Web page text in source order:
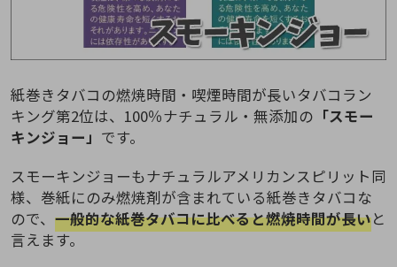
紙巻きタバコの燃焼時間・喫煙時間が長いタバコラン
キング第2位は、100％ナチュラル・無添加の 「スモー
キンジョー」 です。
スモーキンジョーもナチュラルアメリカンスピリット同
様、巻紙にのみ燃焼剤が含まれている紙巻きタバコな
ので、 一般的な紙巻タバコに比べると燃焼時間が長いと
言えます。